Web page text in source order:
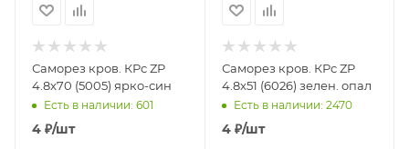
Саморез кров. КРс ZP
4.8x70 (5005) ярко-син
Есть в наличии: 601
4 ₽/шт
Саморез кров. КРс ZP
4.8x51 (6026) зелен. опал
Есть в наличии: 2470
4₽/шт